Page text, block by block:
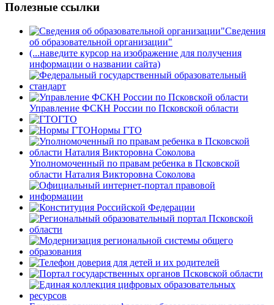
Полезные ссылки
Сведения
об образовательной организации"
(...наведите курсор на изображение для получения
информации о названии сайта)
Управление ФСКН России по Псковской области
ГТО
Нормы ГТО
Уполномоченный по правам ребенка в Псковской
области Наталия Викторовна Соколова